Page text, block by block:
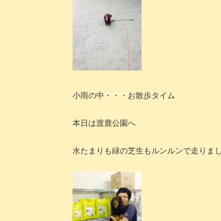
小雨の中・・・お散歩タイム
本日は渡鹿公園へ
水たまりも緑の芝生もルンルンで走りま